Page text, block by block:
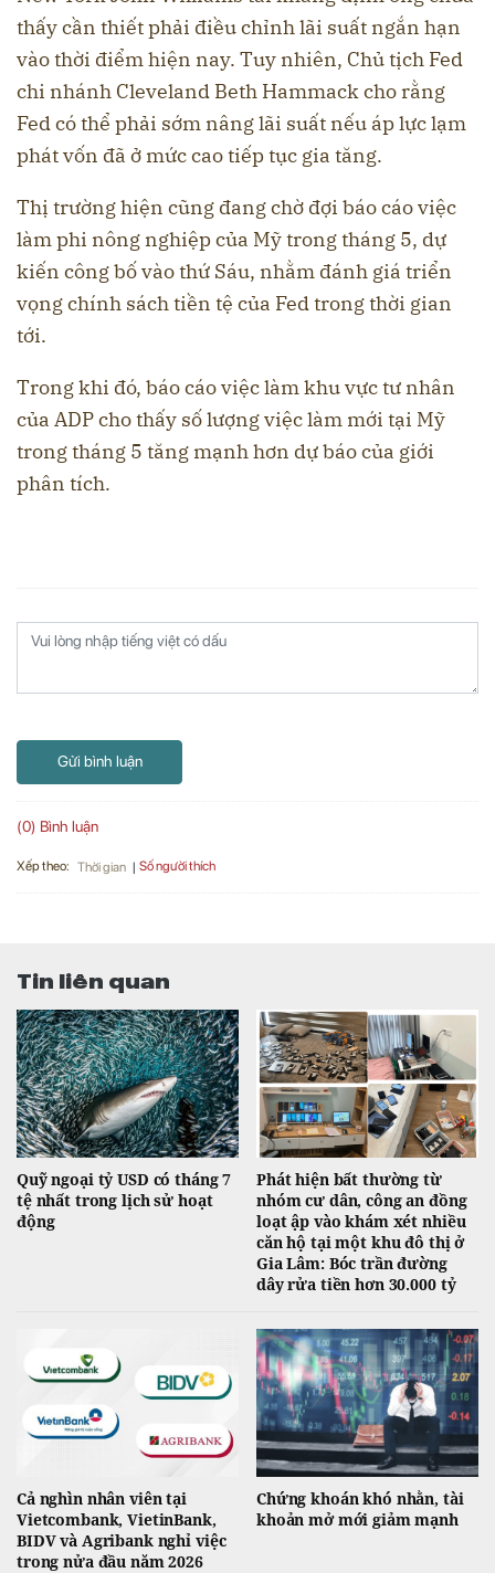
thấy cần thiết phải điều chỉnh lãi suất ngắn hạn
vào thời điểm hiện nay. Tuy nhiên, Chủ tịch Fed
chi nhánh Cleveland Beth Hammack cho rằng
Fed có thể phải sớm nâng lãi suất nếu áp lực lạm
phát vốn đã ở mức cao tiếp tục gia tăng.
Thị trường hiện cũng đang chờ đợi báo cáo việc
làm phi nông nghiệp của Mỹ trong tháng 5, dự
kiến công bố vào thứ Sáu, nhằm đánh giá triển
vọng chính sách tiền tệ của Fed trong thời gian
tới.
Trong khi đó, báo cáo việc làm khu vực tư nhân
của ADP cho thấy số lượng việc làm mới tại Mỹ
trong tháng 5 tăng mạnh hơn dự báo của giới
phân tích.
Gửi bình luận
(0) Bình luận
Xếp theo: Thời gian Số người thích
Tin liên quan
Quỹ ngoại tỷ USD có tháng 7
tệ nhất trong lịch sử hoạt
động
Phát hiện bất thường từ
nhóm cư dân, công an đồng
loạt ập vào khám xét nhiều
căn hộ tại một khu đô thị ở
Gia Lâm: Bóc trần đường
dây rửa tiền hơn 30.000 tỷ
Cả nghìn nhân viên tại
Vietcombank, VietinBank,
BIDV và Agribank nghỉ việc
trong nửa đầu năm 2026
Chứng khoán khó nhằn, tài
khoản mở mới giảm mạnh